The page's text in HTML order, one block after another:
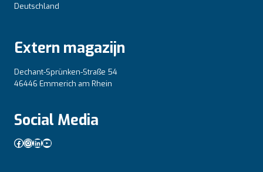
Deutschland
Extern magazijn
Dechant-Sprünken-Straße 54
46446 Emmerich am Rhein
Social Media
Facebook
Instagram
LinkedIn
YouTube